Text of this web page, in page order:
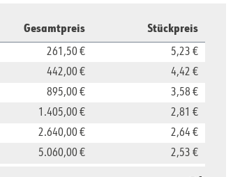
Gesamtpreis Stückpreis
261,50 €
5,23 €
442,00 €
4,42 €
895,00 €
3,58 €
1.405,00 €
2,81 €
2.640,00 €
2,64 €
5.060,00 €
2,53 €